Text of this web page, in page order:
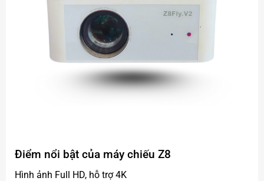
Điểm nổi bật của máy chiếu Z8
Hình ảnh Full HD, hỗ trợ 4K